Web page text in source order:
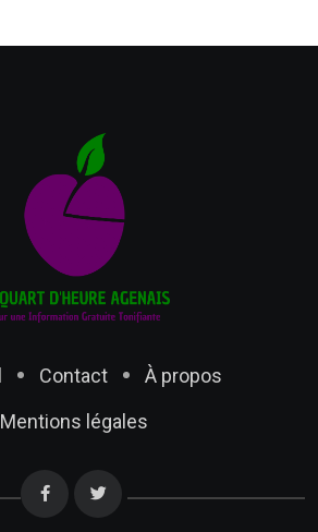
Contact
À propos
Mentions légales